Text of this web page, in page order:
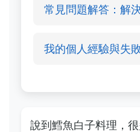
常見問題解答：解
我的個人經驗與失
說到鱈魚白子料理，